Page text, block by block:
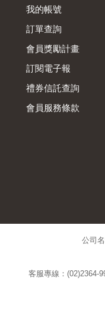
我的帳號
訂單查詢
會員獎勵計畫
訂閱電子報
禮券信託查詢
會員服務條款
公司
客服專線：(02)2364-